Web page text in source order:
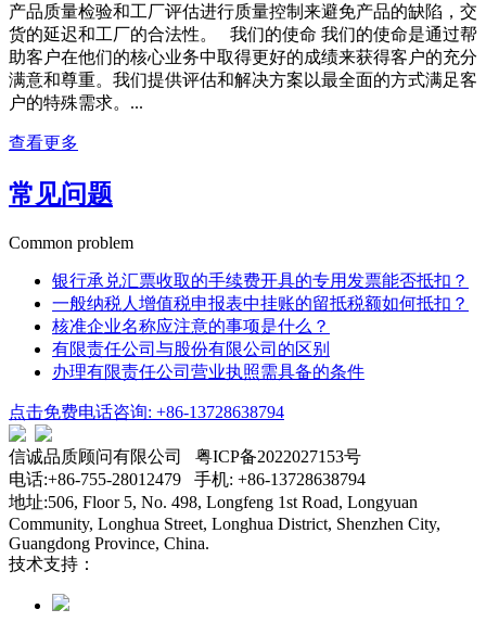
产品质量检验和工厂评估进行质量控制来避免产品的缺陷，交
货的延迟和工厂的合法性。 我们的使命 我们的使命是通过帮
助客户在他们的核心业务中取得更好的成绩来获得客户的充分
满意和尊重。我们提供评估和解决方案以最全面的方式满足客
户的特殊需求。...
查看更多
常见问题
Common problem
银行承兑汇票收取的手续费开具的专用发票能否抵扣？
一般纳税人增值税申报表中挂账的留抵税额如何抵扣？
核准企业名称应注意的事项是什么？
有限责任公司与股份有限公司的区别
办理有限责任公司营业执照需具备的条件
点击免费电话咨询: +86-13728638794
信诚品质顾问有限公司 粤ICP备2022027153号
电话:+86-755-28012479 手机: +86-13728638794
地址:506, Floor 5, No. 498, Longfeng 1st Road, Longyuan
Community, Longhua Street, Longhua District, Shenzhen City,
Guangdong Province, China.
技术支持：